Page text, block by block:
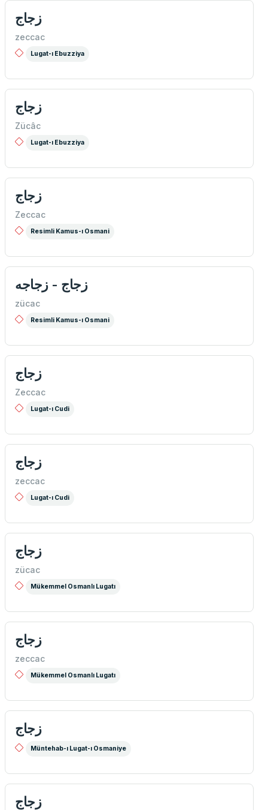
زجاج
zeccac
Lugat-ı Ebuzziya
زجاج
Zücâc
Lugat-ı Ebuzziya
زجاج
Zeccac
Resimli Kamus-ı Osmani
زجاج - زجاجه
zücac
Resimli Kamus-ı Osmani
زجاج
Zeccac
Lugat-ı Cudi
زجاج
zeccac
Lugat-ı Cudi
زجاج
zücac
Mükemmel Osmanlı Lugatı
زجاج
zeccac
Mükemmel Osmanlı Lugatı
زجاج
Müntehab-ı Lugat-ı Osmaniye
زجاج